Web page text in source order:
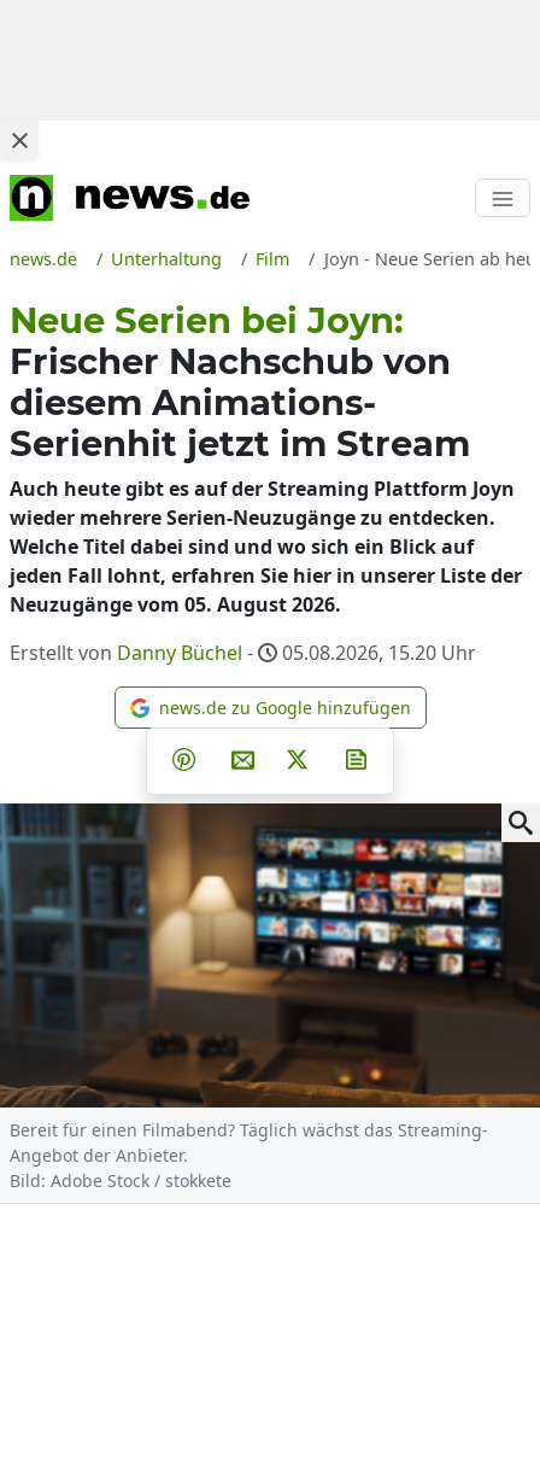
news.de Unterhaltung Film Joyn - Neue Serien ab
Neue Serien bei Joyn:
Frischer Nachschub von
diesem Animations-
Serienhit jetzt im Stream
Auch heute gibt es auf der Streaming Plattform Joyn
wieder mehrere Serien-Neuzugänge zu entdecken.
Welche Titel dabei sind und wo sich ein Blick auf
jeden Fall lohnt, erfahren Sie hier in unserer Liste der
Neuzugänge vom 05. August 2026.
Erstellt von Danny Büchel - 05.08.2026, 15.20 Uhr
news.de zu Google
news.de zu Google hinzufügen
Teilen auf Facebook
Teilen auf Whatsapp
Teilen auf Telegram
Teilen auf Pinterest
Per E-Mail teilen
Post auf X
Bereit für einen Filmabend? Täglich wächst das Streaming-
Angebot der Anbieter.
Bild: Adobe Stock / stokkete